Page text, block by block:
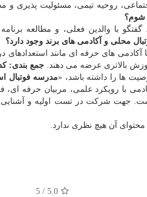
روحیه تیمی، مسئولیت پذیری و
شوم؟
با والدین فعلی، و مطالعه
های حرفه ای مانند استعدادهای
بالاتری عرضه می دهند. جمع بندی:
ها را داشته باشد، «مدرسه فوتبال
با رویکرد علمی، مربیان حرفه
جهت شرکت در تست اولیه و آشنایی
آن هیچ نظری ندارد.
5.0
/
5